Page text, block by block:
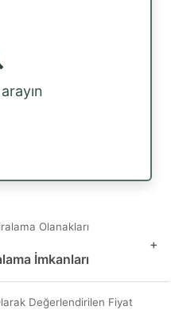
Olanakları
İmkanları
+
Değerlendirilen Fiyat